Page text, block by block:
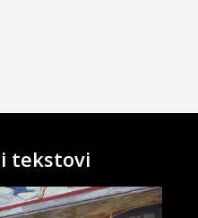
tekstovi